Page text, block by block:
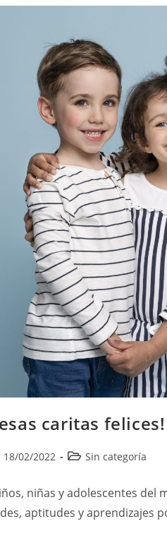
caritas felices!
18/02/2022 Sin categoría
niñas y adolescentes
aptitudes y aprendizajes